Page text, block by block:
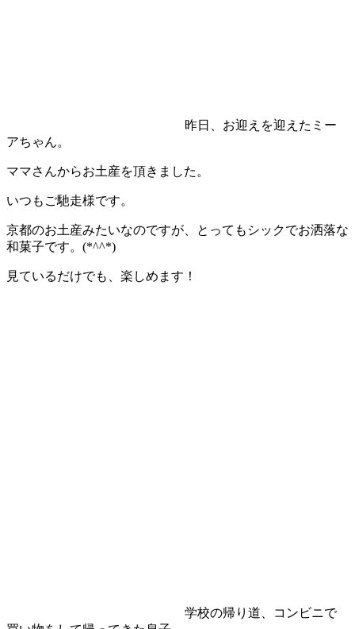
昨日、お迎えを迎えたミー
アちゃん。
ママさんからお土産を頂きました。
いつもご馳走様です。
京都のお土産みたいなのですが、とってもシックでお洒落な
和菓子です。(*^^*)
見ているだけでも、楽しめます！
学校の帰り道、コンビニで